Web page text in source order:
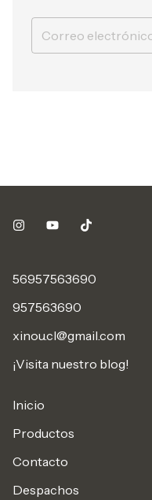
56957563690
957563690
xinou.cl@gmail.com
¡Visita nuestro blog!
Inicio
Productos
Contacto
Despachos